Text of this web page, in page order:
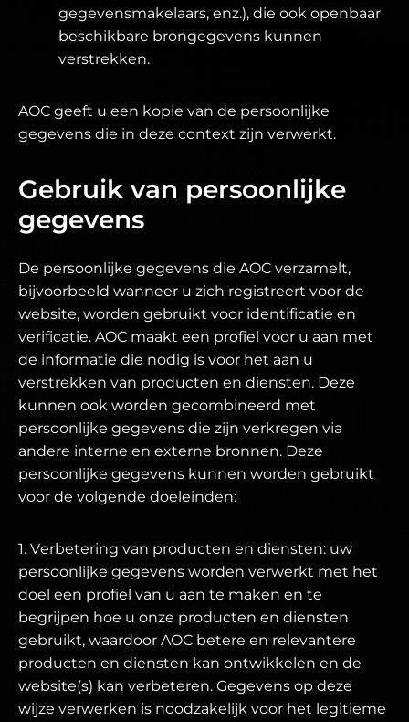
gegevensmakelaars, enz.), die ook openbaar
beschikbare brongegevens kunnen
verstrekken.
AOC geeft u een kopie van de persoonlijke
gegevens die in deze context zijn verwerkt.
Gebruik van persoonlijke
gegevens
De persoonlijke gegevens die AOC verzamelt,
bijvoorbeeld wanneer u zich registreert voor de
website, worden gebruikt voor identificatie en
verificatie. AOC maakt een profiel voor u aan met
de informatie die nodig is voor het aan u
verstrekken van producten en diensten. Deze
kunnen ook worden gecombineerd met
persoonlijke gegevens die zijn verkregen via
andere interne en externe bronnen. Deze
persoonlijke gegevens kunnen worden gebruikt
voor de volgende doeleinden:
1. Verbetering van producten en diensten: uw
persoonlijke gegevens worden verwerkt met het
doel een profiel van u aan te maken en te
begrijpen hoe u onze producten en diensten
gebruikt, waardoor AOC betere en relevantere
producten en diensten kan ontwikkelen en de
website(s) kan verbeteren. Gegevens op deze
wijze verwerken is noodzakelijk voor het legitieme